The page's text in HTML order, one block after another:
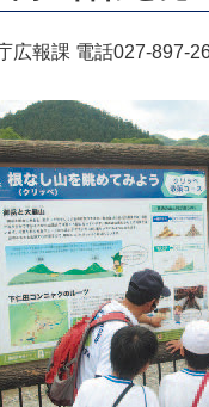
広報課 電話027-897-